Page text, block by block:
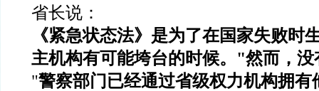
省长说：
《紧急状态法》是为了在国家失败时
主机构有可能垮台的时候。 "然而，没
"警察部门已经通过省级权力机构拥有